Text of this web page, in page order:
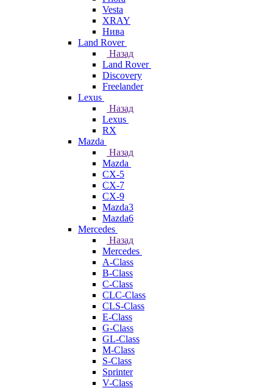
Vesta
XRAY
Нива
Land Rover
Назад
Land Rover
Discovery
Freelander
Lexus
Назад
Lexus
RX
Mazda
Назад
Mazda
CX-5
CX-7
CX-9
Mazda3
Mazda6
Mercedes
Назад
Mercedes
A-Class
B-Class
C-Class
CLC-Class
CLS-Class
E-Class
G-Class
GL-Class
M-Class
S-Class
Sprinter
V-Class